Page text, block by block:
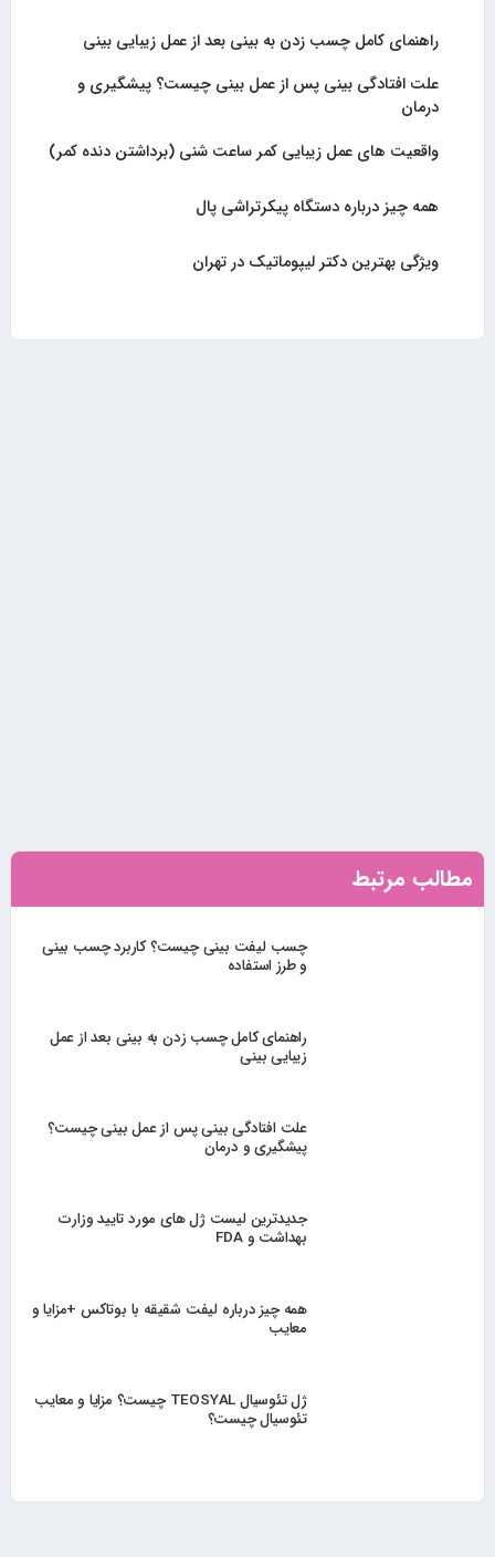
راهنمای کامل چسب زدن به بینی بعد از عمل زیبایی بینی
علت افتادگی بینی پس از عمل بینی چیست؟ پیشگیری و
درمان
واقعیت های عمل زیبایی کمر ساعت شنی (برداشتن دنده کمر)
همه چیز درباره دستگاه پیکرتراشی پال
ویژگی بهترین دکتر لیپوماتیک در تهران
مطالب مرتبط
چسب لیفت بینی چیست؟ کاربرد چسب بینی
و طرز استفاده
راهنمای کامل چسب زدن به بینی بعد از عمل
زیبایی بینی
علت افتادگی بینی پس از عمل بینی چیست؟
پیشگیری و درمان
جدیدترین لیست ژل های مورد تایید وزارت
بهداشت و FDA
همه چیز درباره لیفت شقیقه با بوتاکس +مزایا و
معایب
ژل تئوسیال TEOSYAL چیست؟ مزایا و معایب
تئوسیال چیست؟